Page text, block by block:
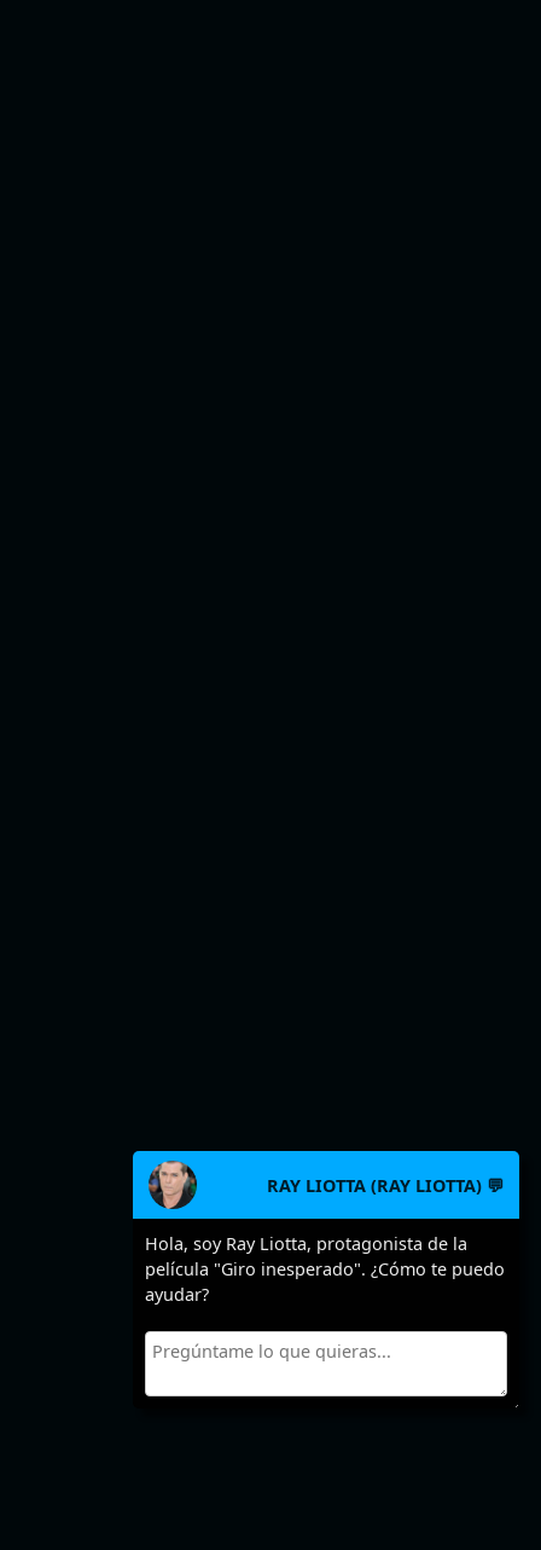
RAY LIOTTA (RAY LIOTTA) 💬
Hola, soy Ray Liotta, protagonista de la
película "Giro inesperado". ¿Cómo te puedo
ayudar?